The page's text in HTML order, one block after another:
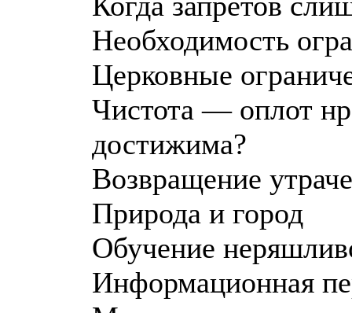
Необходимость
Церковные
Чистота — оплот
достижима?
Возвращение
Природа и город
Обучение
Информационная